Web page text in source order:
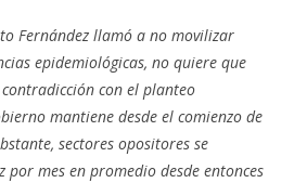
Fernández llamó a no movilizar
epidemiológicas, no quiere que
con el planteo
mantiene desde el comienzo de
sectores opositores se
por mes en promedio desde entonces